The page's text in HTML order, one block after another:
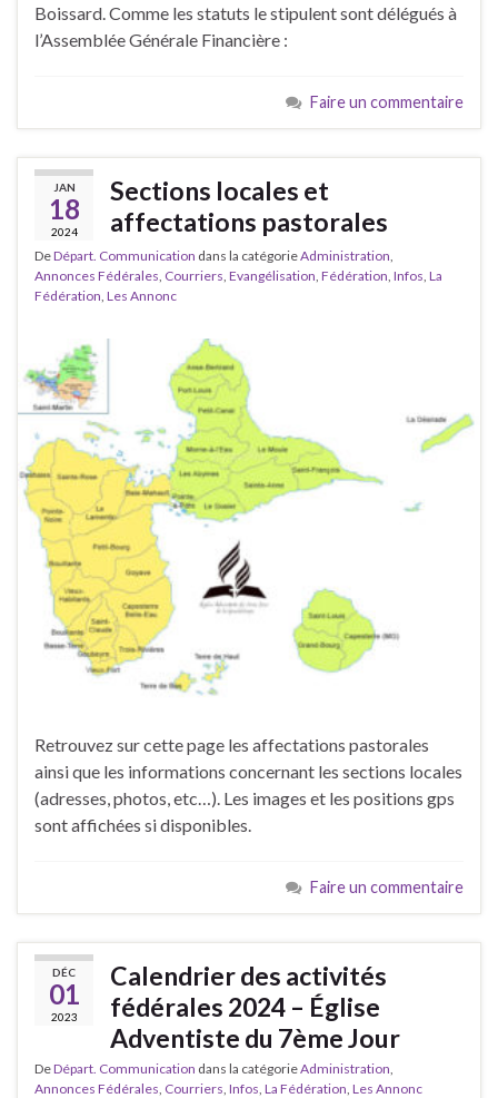
Boissard. Comme les statuts le stipulent sont délégués à
l’Assemblée Générale Financière :
Faire un commentaire
JAN
18
2024
Sections locales et
affectations pastorales
DeDépart. Communication dans la catégorieAdministration
Annonces Fédérales Courriers Evangélisation Fédération Infos La
Fédération Les Annonc
Retrouvez sur cette page les affectations pastorales
ainsi que les informations concernant les sections locales
(adresses, photos, etc…). Les images et les positions gps
sont affichées si disponibles.
Faire un commentaire
DÉC
01
2023
Calendrier des activités
fédérales 2024 – Église
Adventiste du 7ème Jour
DeDépart. Communication dans la catégorieAdministration
Annonces Fédérales Courriers Infos La Fédération Les Annonc